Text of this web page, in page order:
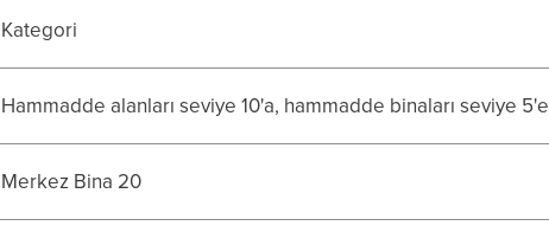
Kategori
Hammadde alanları seviye 10'a, hammadde binaları seviye 5'e
Merkez Bina 20